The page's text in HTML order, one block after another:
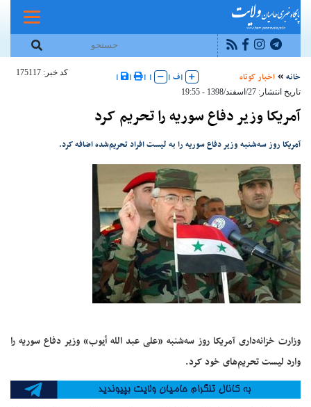
خانه اخبار کوتاه |ف |
|
|
|
|
کد خبر: 175117
تاریخ انتشار: 27/اسفند/1398 - 19:55
آمریکا وزیر دفاع سوریه را تحریم کرد
آمریکا روز سه‌شنبه وزیر دفاع سوریه را به لیست افراد تحریم‌شده اضافه کرد.
وزارت خزانه‌داری آمریکا روز سه‌شنبه «علی عبد الله أیوب» وزیر دفاع سوریه را
وارد لیست تحریم‌های خود کرد.